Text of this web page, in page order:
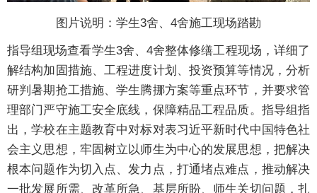
图片说明：学生3舍、4舍施工现场踏勘
指导组现场查看学生3舍、4舍整体修缮工程现场，详细了
解结构加固措施、工程进度计划、投资预算等情况，分析
研判暑期抢工措施、学生腾挪方案等重点环节，并要求管
理部门严守施工安全底线，保障精品工程品质。指导组指
出，学校在主题教育中对标对表习近平新时代中国特色社
会主义思想，牢固树立以师生为中心的发展思想，把解决
根本问题作为切入点、发力点，打通堵点难点，推动解决
一批发展所需、改革所急、基层所盼、师生关切问题，扎